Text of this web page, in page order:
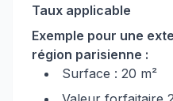
Taux applicable
Exemple pour une
région parisienne :
Surface : 20 m²